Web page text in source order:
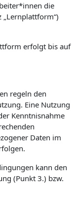
die
erfolgt bis auf
regeln den
Eine Nutzung
Kenntnisnahme
Daten im
kann den
(Punkt 3.) bzw.